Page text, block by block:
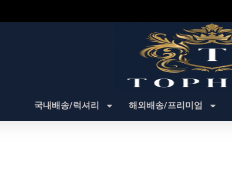
국내배송/럭셔리 해외배송/프리미엄